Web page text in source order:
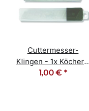
Cuttermesser-
Klingen - 1x Köcher -
10 Stück 18mm
1,00 € *